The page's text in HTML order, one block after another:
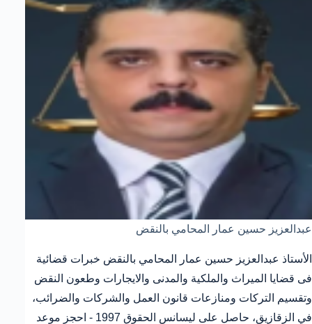
عبدالعزيز حسين عمار المحامي بالنقض
الأستاذ عبدالعزيز حسين عمار المحامي بالنقض خبرات قضائية
فى قضايا الميراث والملكية والمدنى والايجارات وطعون النقض
وتقسيم التركات ومنازعات قانون العمل والشركات والضرائب،
في الزقازيق، حاصل على ليسانس الحقوق 1997 - احجز موعد